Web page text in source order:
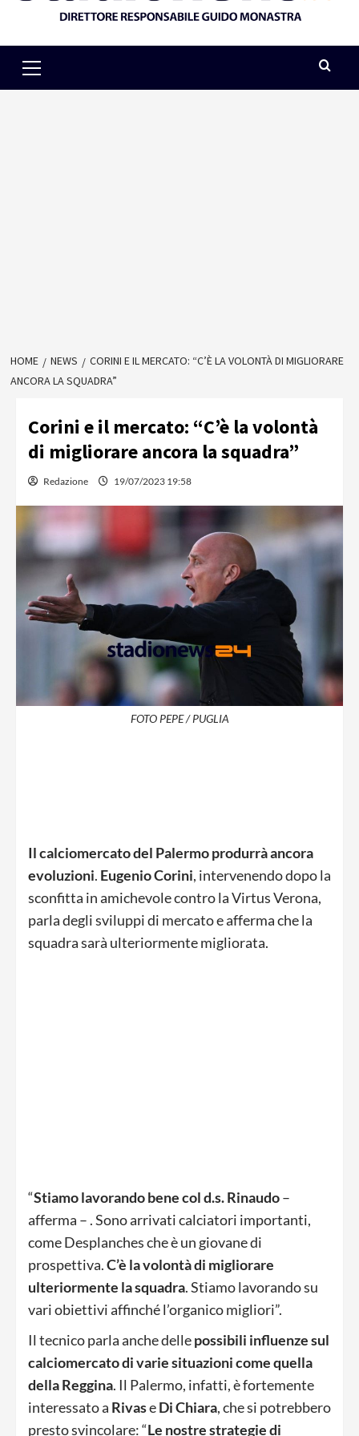
Menu
HOME NEWS
CORINI E IL MERCATO: “C’È LA VOLONTÀ DI MIGLIORARE
ANCORA LA SQUADRA”
Corini e il mercato: “C’è la volontà
di migliorare ancora la squadra”
Redazione 19/07/2023 19:58
FOTO PEPE / PUGLIA
Il calciomercato del Palermo produrrà ancora
evoluzioni. Eugenio Corini, intervenendo dopo la
sconfitta in amichevole contro la Virtus Verona,
parla degli sviluppi di mercato e afferma che la
squadra sarà ulteriormente migliorata.
“Stiamo lavorando bene col d.s. Rinaudo–
afferma – . Sono arrivati calciatori importanti,
come Desplanches che è un giovane di
prospettiva.C’è la volontà di migliorare
ulteriormente la squadra. Stiamo lavorando su
vari obiettivi affinché l’organico migliori”.
Il tecnico parla anche dellepossibili influenze sul
calciomercato di varie situazioni come quella
della Reggina. Il Palermo, infatti, è fortemente
interessato a RivaseDi Chiara, che si potrebbero
presto svincolare: “Le nostre strategie di